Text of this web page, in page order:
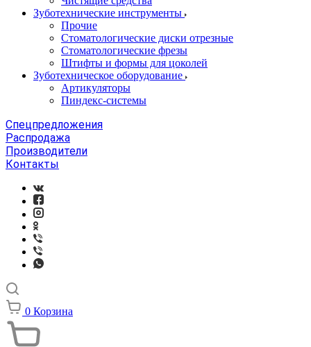
Зуботехнические инструменты
Прочие
Стоматологические диски отрезные
Стоматологические фрезы
Штифты и формы для цоколей
Зуботехническое оборудование
Артикуляторы
Пиндекс-системы
Спецпредложения
Распродажа
Производители
Контакты
0 Корзина